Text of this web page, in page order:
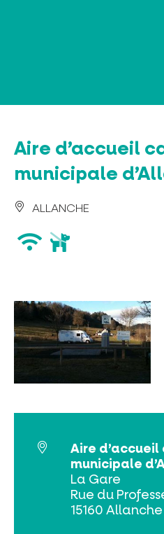
PLEINE
VISITES ET
Aire d’accueil
municipale
ALLANCHE
wifi
Aire
municipale
La Gare
Rue du
15160 Allanche